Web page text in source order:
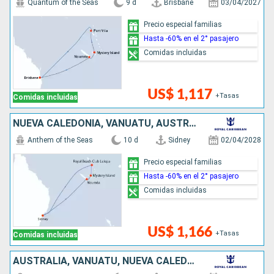
Comidas incluidas
Quantum of the Seas 9 d Brisbane 03/04/2027
US$ 1,117 +Tasas
Precio especial familias
Hasta -60% en el 2° pasajero
Comidas incluidas
NUEVA CALEDONIA, VANUATU, AUSTRALIA
Comidas incluidas
Anthem of the Seas 10 d Sidney 02/04/2028
US$ 1,166 +Tasas
Precio especial familias
Hasta -60% en el 2° pasajero
Comidas incluidas
AUSTRALIA, VANUATU, NUEVA CALEDONIA